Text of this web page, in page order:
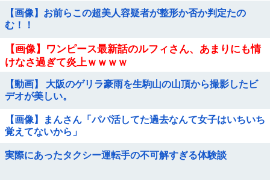
【画像】お前らこの超美人容疑者が整形か否か判定たの
む！！
【画像】ワンピース最新話のルフィさん、あまりにも情
けなさ過ぎて炎上ｗｗｗｗ
【動画】 大阪のゲリラ豪雨を生駒山の山頂から撮影したビ
デオが美しい。
【画像】まんさん「パパ活してた過去なんて女子はいちいち
覚えてないから」
実際にあったタクシー運転手の不可解すぎる体験談